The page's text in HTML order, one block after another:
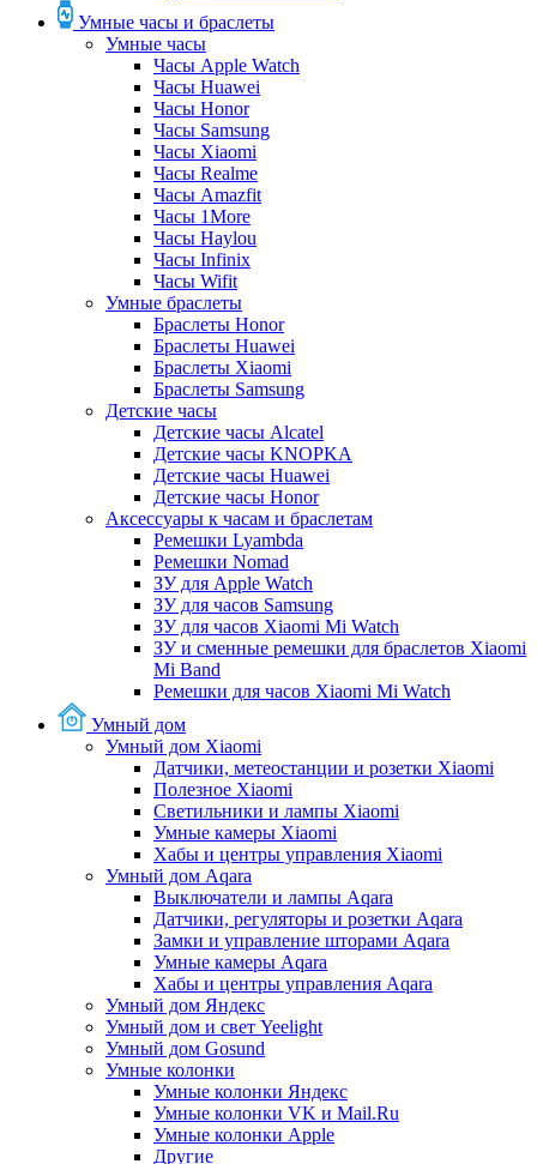
Умные часы и браслеты
Умные часы
Часы Apple Watch
Часы Huawei
Часы Honor
Часы Samsung
Часы Xiaomi
Часы Realme
Часы Amazfit
Часы 1More
Часы Haylou
Часы Infinix
Часы Wifit
Умные браслеты
Браслеты Honor
Браслеты Huawei
Браслеты Xiaomi
Браслеты Samsung
Детские часы
Детские часы Alcatel
Детские часы KNOPKA
Детские часы Huawei
Детские часы Honor
Аксессуары к часам и браслетам
Ремешки Lyambda
Ремешки Nomad
ЗУ для Apple Watch
ЗУ для часов Samsung
ЗУ для часов Xiaomi Mi Watch
ЗУ и сменные ремешки для браслетов Xiaomi
Mi Band
Ремешки для часов Xiaomi Mi Watch
Умный дом
Умный дом Xiaomi
Датчики, метеостанции и розетки Xiaomi
Полезное Xiaomi
Светильники и лампы Xiaomi
Умные камеры Xiaomi
Хабы и центры управления Xiaomi
Умный дом Aqara
Выключатели и лампы Aqara
Датчики, регуляторы и розетки Aqara
Замки и управление шторами Aqara
Умные камеры Aqara
Хабы и центры управления Aqara
Умный дом Яндекс
Умный дом и свет Yeelight
Умный дом Gosund
Умные колонки
Умные колонки Яндекс
Умные колонки VK и Mail.Ru
Умные колонки Apple
Другие